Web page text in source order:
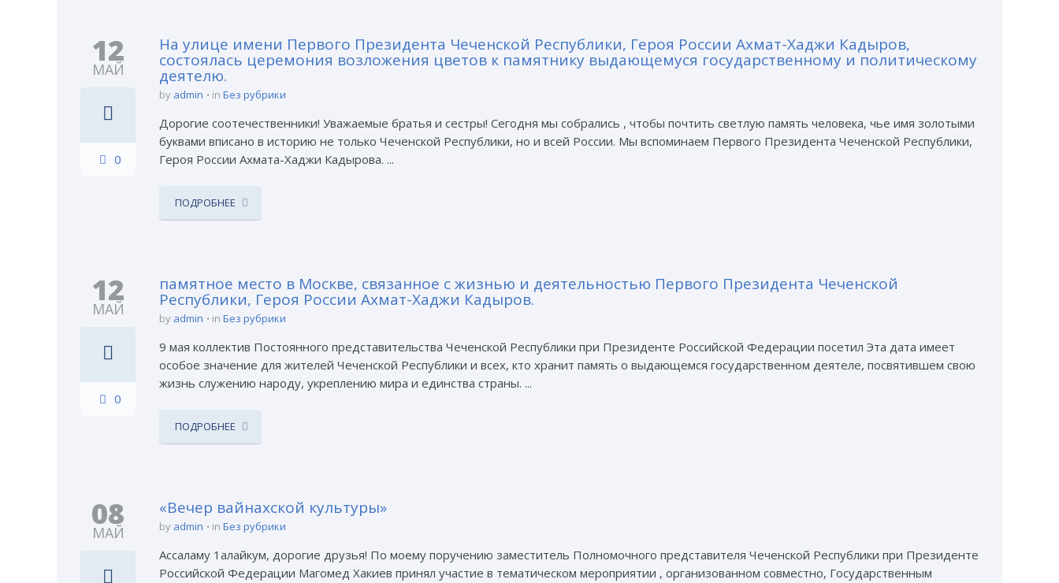
12
МАЙ
0
На улице имени Первого Президента Чеченской Республики, Героя России Ахмат-Хаджи Кадыров,
состоялась церемония возложения цветов к памятнику выдающемуся государственному и политическому
деятелю.
by admin in Без рубрики
Дорогие соотечественники! Уважаемые братья и сестры! Сегодня мы собрались , чтобы почтить светлую память человека, чье имя золотыми
буквами вписано в историю не только Чеченской Республики, но и всей России. Мы вспоминаем Первого Президента Чеченской Республики,
Героя России Ахмата-Хаджи Кадырова. ...
ПОДРОБНЕЕ
12
МАЙ
0
памятное место в Москве, связанное с жизнью и деятельностью Первого Президента Чеченской
Республики, Героя России Ахмат-Хаджи Кадыров.
by admin in Без рубрики
9 мая коллектив Постоянного представительства Чеченской Республики при Президенте Российской Федерации посетил Эта дата имеет
особое значение для жителей Чеченской Республики и всех, кто хранит память о выдающемся государственном деятеле, посвятившем свою
жизнь служению народу, укреплению мира и единства страны. ...
ПОДРОБНЕЕ
08
МАЙ
«Вечер вайнахской культуры»
by admin in Без рубрики
Ассаламу 1алайкум, дорогие друзья! По моему поручению заместитель Полномочного представителя Чеченской Республики при Президенте
Российской Федерации Магомед Хакиев принял участие в тематическом мероприятии , организованном совместно, Государственным